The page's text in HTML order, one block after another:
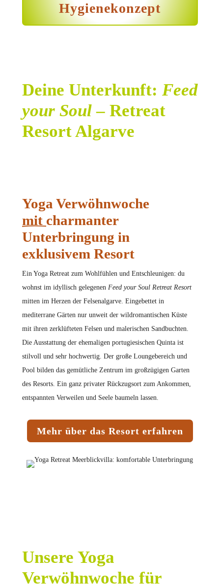
Hygienekonzept
Deine Unterkunft: Feed
your Soul– Retreat
Resort Algarve
Yoga Verwöhnwoche
mit charmanter
Unterbringung in
exklusivem Resort
Ein Yoga Retreat zum Wohlfühlen und Entschleunigen: du
wohnst im idyllisch gelegenen Feed your Soul Retreat Resort
mitten im Herzen der Felsenalgarve. Eingebettet in
mediterrane Gärten nur unweit der wildromantischen Küste
mit ihren zerklüfteten Felsen und malerischen Sandbuchten.
Die Ausstattung der ehemaligen portugiesischen Quinta ist
stilvoll und sehr hochwertig. Der große Loungebereich und
Pool bilden das gemütliche Zentrum im großzügigen Garten
des Resorts. Ein ganz privater Rückzugsort zum Ankommen,
entspannten Verweilen und Seele baumeln lassen.
Mehr über das Resort erfahren
Unsere Yoga
Verwöhnwoche für